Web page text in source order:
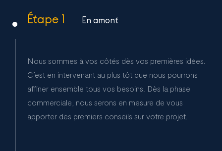
Étape 1 En amont
Nous sommes à vos côtés dès vos premières idées.
C’est en intervenant au plus tôt que nous pourrons
affiner ensemble tous vos besoins. Dès la phase
commerciale, nous serons en mesure de vous
apporter des premiers conseils sur votre projet.